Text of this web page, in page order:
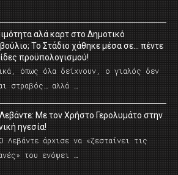
αλά καρτ στο Δημοτικό
Το Στάδιο χάθηκε μέσα σε… πέντε
προϋπολογισμού!
όπως όλα δείχνουν, ο γιαλός δεν
στραβός… αλλά …
Με τον Χρήστο Γερολυμάτο στην
ηγεσία!
Λεβάντε άρχισε να «ζεσταίνει τις
του ενόψει …